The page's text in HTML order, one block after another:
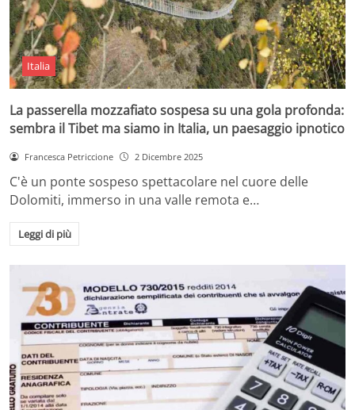
Italia
La passerella mozzafiato sospesa su una gola profonda:
sembra il Tibet ma siamo in Italia, un paesaggio ipnotico
Francesca Petriccione 2 Dicembre 2025
C'è un ponte sospeso spettacolare nel cuore delle
Dolomiti, immerso in una valle remota e…
Leggi di più